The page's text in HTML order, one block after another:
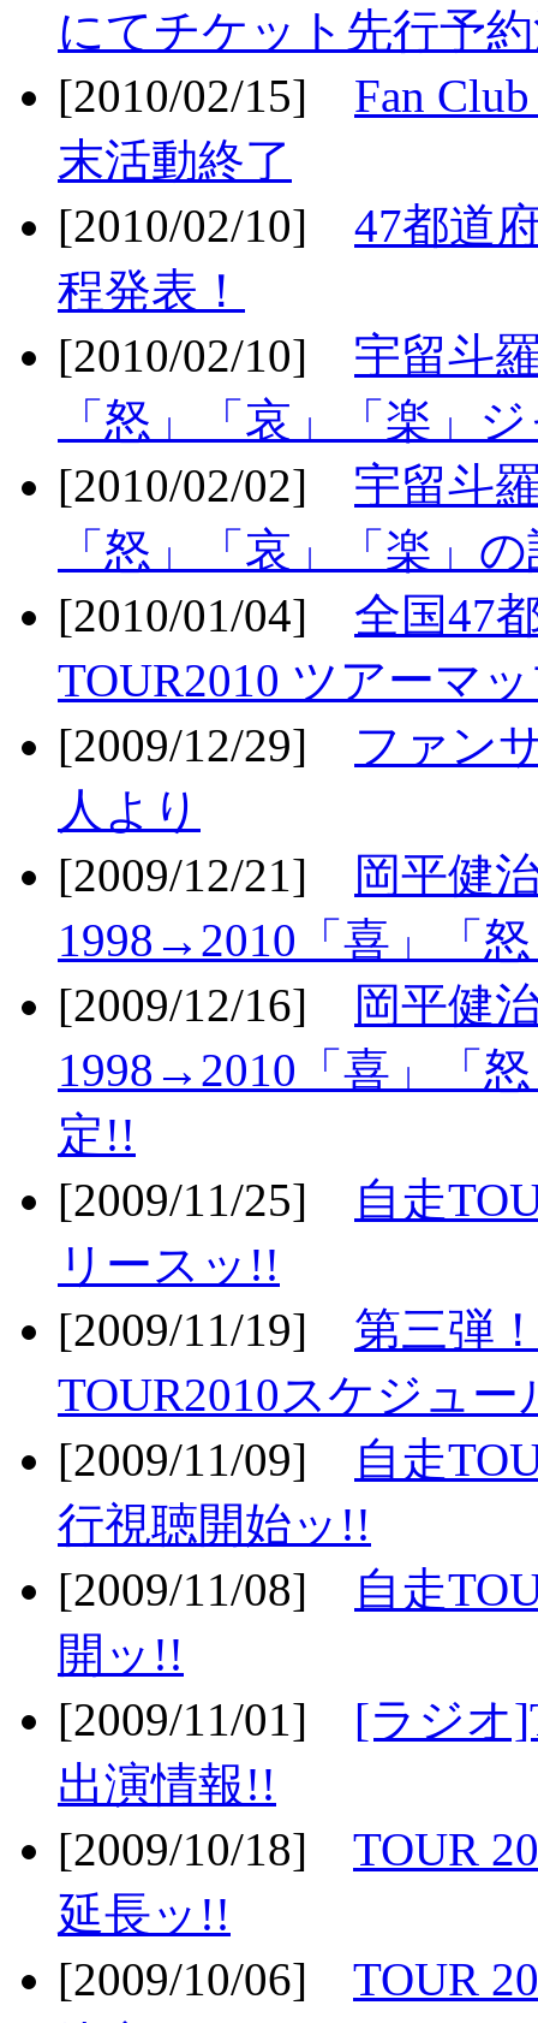
にてチケット先行予
[2010/02/15] Fan
末活動終了
[2010/02/10] 47都道
程発表！
[2010/02/10] 宇留斗
「怒」「哀」「楽」
[2010/02/02] 宇留斗
「怒」「哀」「楽」
[2010/01/04] 全国47
TOUR2010 ツアーマ
[2009/12/29] ファン
人より
[2009/12/21]
岡平健
1998→2010「喜」「
[2009/12/16]
岡平健
1998→2010「喜」「
定!!
[2009/11/25]
自走
リースッ!!
[2009/11/19] 第三弾
TOUR2010スケジュー
[2009/11/09]
自走
行視聴開始ッ!!
[2009/11/08]
自走
開ッ!!
[2009/11/01] [ラジオ
出演情報!!
[2009/10/18] TOUR
延長ッ!!
[2009/10/06] TOUR